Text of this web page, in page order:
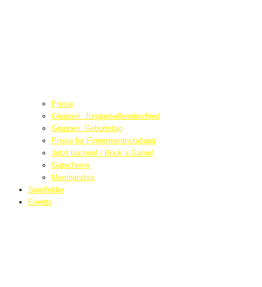
Preise
Gruppen: Junggesellenabschied
Gruppen: Geburtstag
Preise für Firmenveranstaltung
Jetzt buchen! / Book a Game!
Gutscheine
Merchandise
Spielfelder
Events